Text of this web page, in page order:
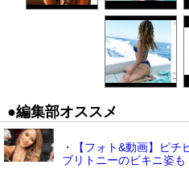
●編集部オススメ
・【フォト&動画】ピ
ブリトニーのビキニ姿も